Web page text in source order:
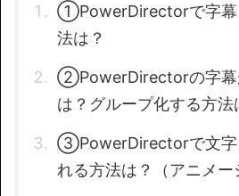
①PowerDirectorで字幕
法は？
②PowerDirectorの字幕
は？グループ化する方法
③PowerDirectorで文字
れる方法は？（アニメー